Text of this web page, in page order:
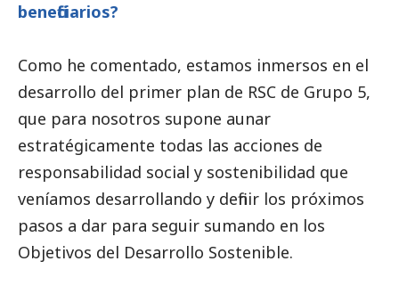
beneficiarios?
Como he comentado, estamos inmersos en el
desarrollo del primer plan de RSC de Grupo 5,
que para nosotros supone aunar
estratégicamente todas las acciones de
responsabilidad social y sostenibilidad que
veníamos desarrollando y definir los próximos
pasos a dar para seguir sumando en los
Objetivos del Desarrollo Sostenible.